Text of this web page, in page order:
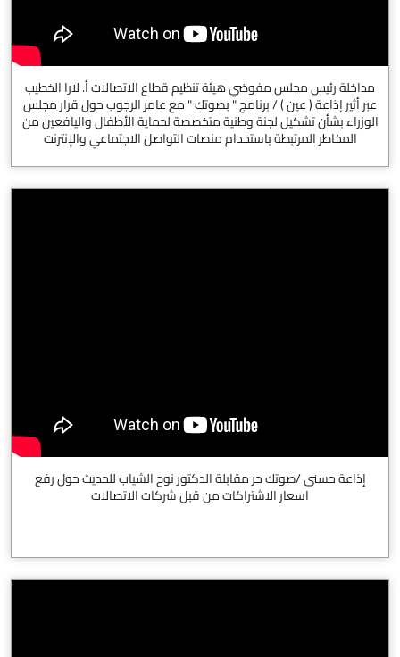
مداخلة رئيس مجلس مفوضي هيئة تنظيم قطاع الاتصالات أ. لارا الخطيب
عبر أثير إذاعة ( عين ) / برنامج " بصوتك " مع عامر الرجوب حول قرار مجلس
الوزراء بشأن تشكيل لجنة وطنية متخصصة لحماية الأطفال واليافعين من
المخاطر المرتبطة باستخدام منصات التواصل الاجتماعي والإنترنت
إذاعة حسنى /صوتك حر مقابلة الدكتور نوح الشياب للحديث حول رفع
اسعار الاشتراكات من قبل شركات الاتصالات